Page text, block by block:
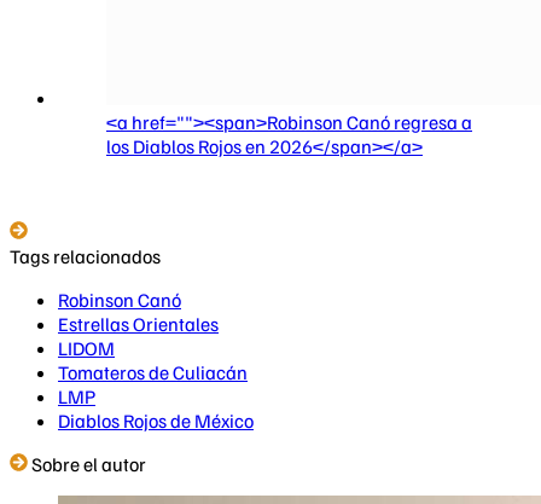
<a href=""><span>Robinson Canó regresa a
los Diablos Rojos en 2026</span></a>
Tags relacionados
Robinson Canó
Estrellas Orientales
LIDOM
Tomateros de Culiacán
LMP
Diablos Rojos de México
Sobre el autor